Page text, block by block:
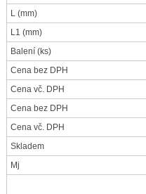
L (mm)
L1 (mm)
Balení (ks)
Cena bez DPH
Cena vč. DPH
Cena bez DPH
Cena vč. DPH
Skladem
Mj